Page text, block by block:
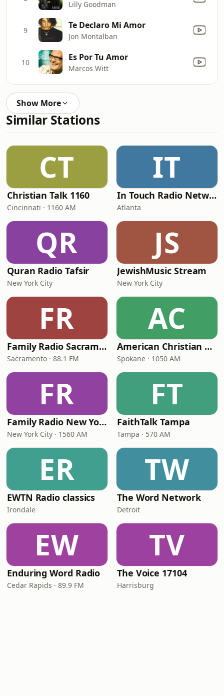
Lilly Goodman
9 Te Declaro Mi Amor
Jon Montalban
10 Es Por Tu Amor
Marcos Witt
Show More
Similar Stations
CT
Christian Talk 1160
Cincinnati · 1160 AM
IT
In Touch Radio Network
Atlanta
QR
Quran Radio Tafsir
New York City
JS
JewishMusic Stream
New York City
FR
Family Radio Sacramento (KEBR)
Sacramento · 88.1 FM
AC
American Christian Network
Spokane · 1050 AM
FR
Family Radio New York City
New York City · 1560 AM
FT
FaithTalk Tampa
Tampa · 570 AM
ER
EWTN Radio classics
Irondale
TW
The Word Network
Detroit
EW
Enduring Word Radio
Cedar Rapids · 89.9 FM
TV
The Voice 17104
Harrisburg